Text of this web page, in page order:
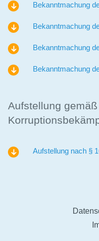
Bekanntmachung
Bekanntmachung
Bekanntmachung
Bekanntmachung
Aufstellung
Aufstellung nach §